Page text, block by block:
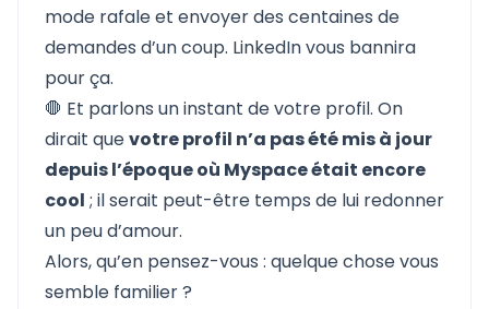
mode rafale et envoyer des centaines de
demandes d’un coup. LinkedIn vous bannira
pour ça.
🛑 Et parlons un instant de votre profil. On
dirait quevotre profil n’a pas été mis à jour
depuis l’époque où Myspace était encore
cool ; il serait peut-être temps de lui redonner
un peu d’amour.
Alors, qu’en pensez-vous : quelque chose vous
semble familier ?